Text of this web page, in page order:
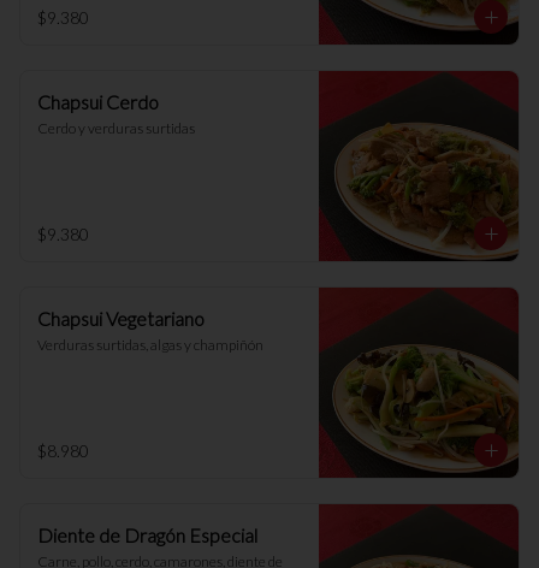
$9.380
Chapsui Cerdo
Cerdo y verduras surtidas
$9.380
Chapsui Vegetariano
Verduras surtidas, algas y champiñón
$8.980
Diente de Dragón Especial
Carne, pollo, cerdo, camarones, diente de